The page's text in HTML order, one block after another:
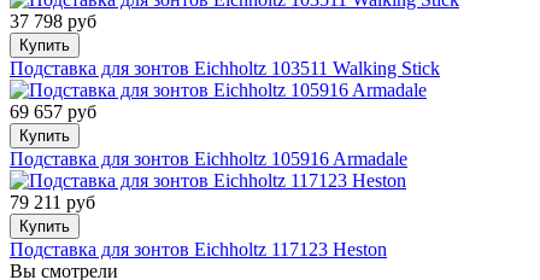
37 798 руб
Купить
Подставка для зонтов Eichholtz 103511 Walking Stick
69 657 руб
Купить
Подставка для зонтов Eichholtz 105916 Armadale
79 211 руб
Купить
Подставка для зонтов Eichholtz 117123 Heston
Вы смотрели